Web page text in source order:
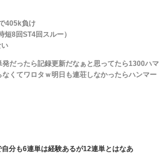
405k負け
8回ST4回スルー）
い
だったら記録更新だなぁと思ってたら1300ハマ
くてワロタｗ明日も連荘しなかったらハンマー
分も6連単は経験あるが12連単とはなあ